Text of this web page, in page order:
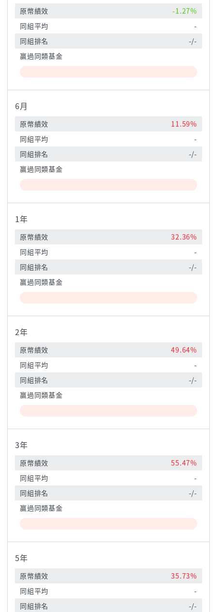
原幣績效
-1.27%
同組平均
-
同組排名
-/-
贏過同類基金
6月
原幣績效
11.59%
同組平均
-
同組排名
-/-
贏過同類基金
1年
原幣績效
32.36%
同組平均
-
同組排名
-/-
贏過同類基金
2年
原幣績效
49.64%
同組平均
-
同組排名
-/-
贏過同類基金
3年
原幣績效
55.47%
同組平均
-
同組排名
-/-
贏過同類基金
5年
原幣績效
35.73%
同組平均
-
同組排名
-/-